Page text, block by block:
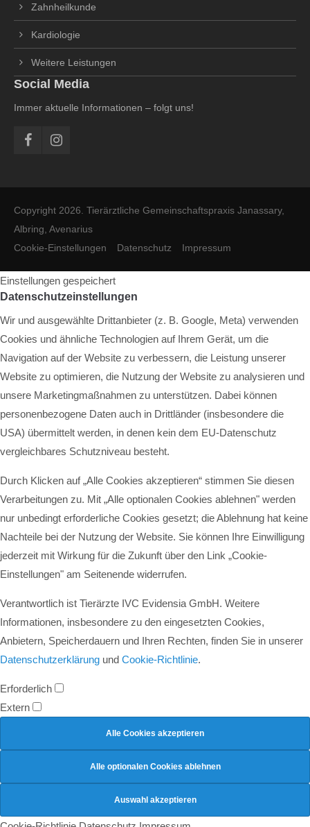
Zahnheilkunde
Kardiologie
Weitere Leistungen
Social Media
Immer aktuelle Informationen – folgt uns!
Copyright 2026. Tierärztliche Gemeinschaftspraxis Janassary,
Albring, Avenarius
Cookie-Einstellungen
Datenschutz Impressum
Einstellungen gespeichert
Datenschutzeinstellungen
Wir und ausgewählte Drittanbieter (z. B. Google, Meta) verwenden
Cookies und ähnliche Technologien auf Ihrem Gerät, um die
Navigation auf der Website zu verbessern, die Leistung unserer
Website zu optimieren, die Nutzung der Website zu analysieren und
unsere Marketingmaßnahmen zu unterstützen. Dabei können
personenbezogene Daten auch in Drittländer (insbesondere die
USA) übermittelt werden, in denen kein dem EU-Datenschutz
vergleichbares Schutzniveau besteht.
Durch Klicken auf „Alle Cookies akzeptieren“ stimmen Sie diesen
Verarbeitungen zu. Mit „Alle optionalen Cookies ablehnen" werden
nur unbedingt erforderliche Cookies gesetzt; die Ablehnung hat keine
Nachteile bei der Nutzung der Website. Sie können Ihre Einwilligung
jederzeit mit Wirkung für die Zukunft über den Link „Cookie-
Einstellungen" am Seitenende widerrufen.
Verantwortlich ist Tierärzte IVC Evidensia GmbH. Weitere
Informationen, insbesondere zu den eingesetzten Cookies,
Anbietern, Speicherdauern und Ihren Rechten, finden Sie in unserer
Datenschutzerklärung und Cookie-Richtlinie.
Erforderlich
Extern